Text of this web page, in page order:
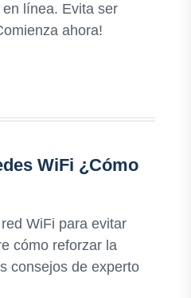
línea. Evita ser
ahora!
WiFi ¿Cómo
WiFi para evitar
cómo reforzar la
consejos de experto